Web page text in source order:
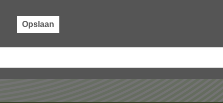
Opslaan